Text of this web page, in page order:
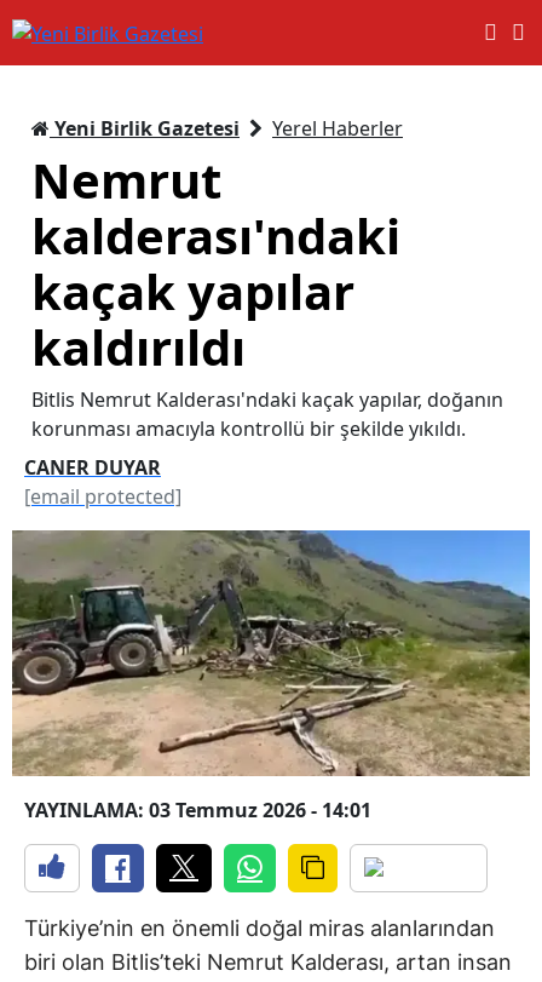
Yeni Birlik Gazetesi Yerel Haberler
Nemrut
kalderası'ndaki
kaçak yapılar
kaldırıldı
Bitlis Nemrut Kalderası'ndaki kaçak yapılar, doğanın
korunması amacıyla kontrollü bir şekilde yıkıldı.
CANER DUYAR
[email protected]
YAYINLAMA: 03 Temmuz 2026 - 14:01
Türkiye’nin en önemli doğal miras alanlarından
biri olan Bitlis’teki Nemrut Kalderası, artan insan